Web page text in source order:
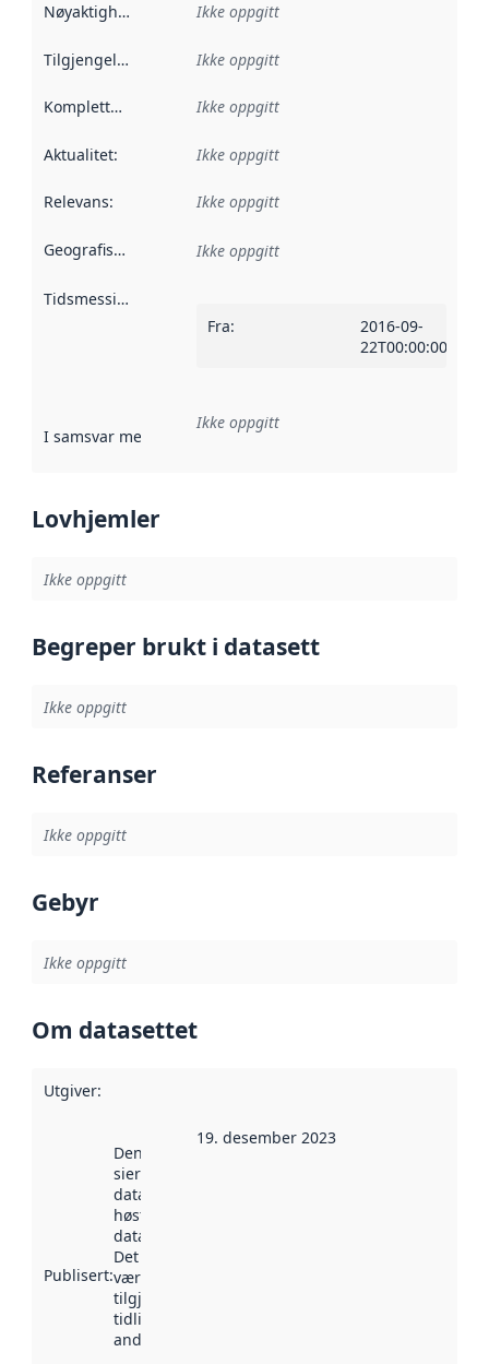
Nøyaktighet Ikke oppgitt
Tilgjengelighet Ikke oppgitt
Kompletthet Ikke oppgitt
Aktualitet: Ikke oppgitt
Relevans: Ikke oppgitt
Geografisk avgrensning :
Ikke oppgitt
Tidsmessig avgrensning
Fra:
2016-09-
22T00:00:00Z
I samsvar med Referanse til en implementasjonsregel
Ikke oppgitt
Lovhjemler
Ikke oppgitt
Begreper brukt i datasett
Ikke oppgitt
Referanser
Ikke oppgitt
Gebyr
Ikke oppgitt
Om datasettet
Utgiver:
Publisert:
Denne datoen
sier når
datasettet ble
høstet av
data.norge.no.
Det kan ha
vært
tilgjengelig
tidligere
andre steder.
19. desember 2023